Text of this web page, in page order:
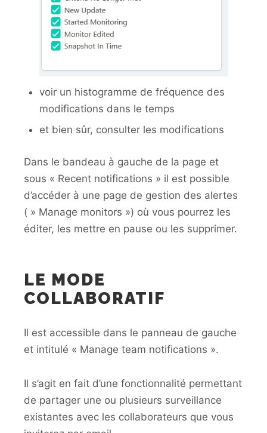
voir un histogramme de fréquence des
modifications dans le temps
et bien sûr, consulter les modifications
Dans le bandeau à gauche de la page et
sous « Recent notifications » il est possible
d’accéder à une page de gestion des alertes
( » Manage monitors ») où vous pourrez les
éditer, les mettre en pause ou les supprimer.
LE MODE
COLLABORATIF
Il est accessible dans le panneau de gauche
et intitulé « Manage team notifications ».
Il s’agit en fait d’une fonctionnalité permettant
de partager une ou plusieurs surveillance
existantes avec les collaborateurs que vous